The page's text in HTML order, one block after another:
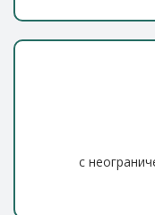
с